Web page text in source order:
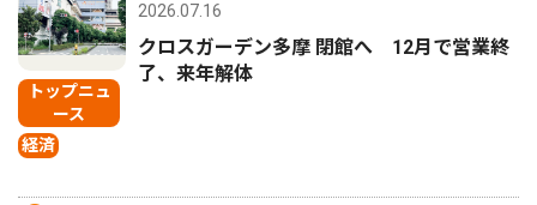
トップニュ
ース
経済
2026.07.16
クロスガーデン多摩 閉館へ 12月で営業終
了、来年解体